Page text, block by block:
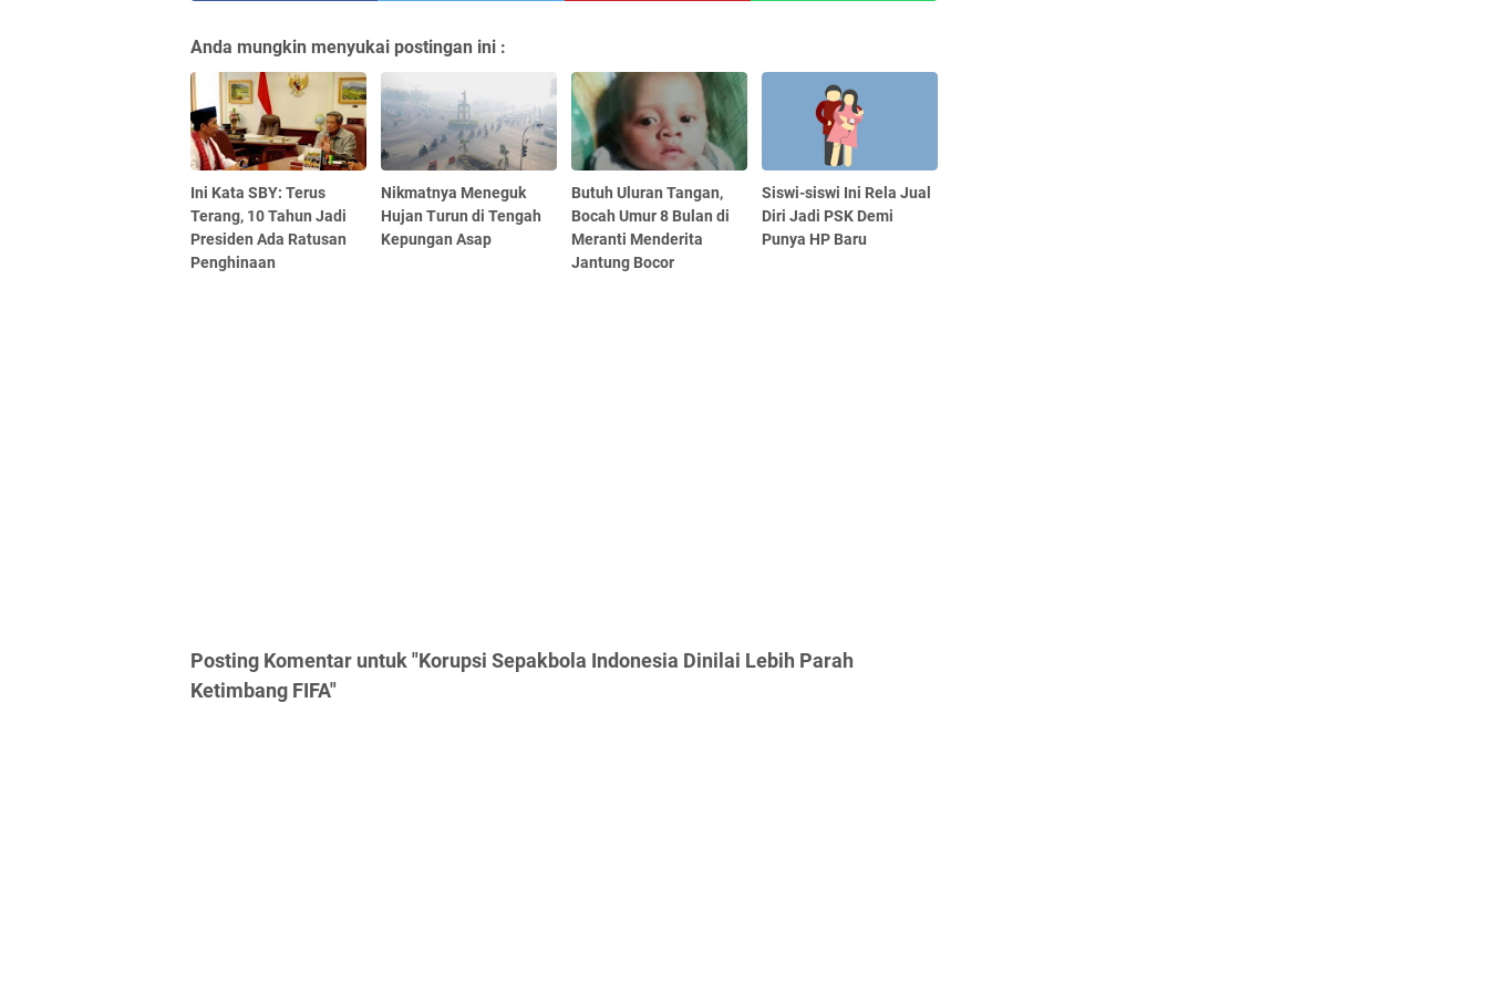
Anda mungkin menyukai postingan ini :
Ini Kata SBY: Terus
Terang, 10 Tahun Jadi
Presiden Ada Ratusan
Penghinaan
Nikmatnya Meneguk
Hujan Turun di Tengah
Kepungan Asap
Butuh Uluran Tangan,
Bocah Umur 8 Bulan di
Meranti Menderita
Jantung Bocor
Siswi-siswi Ini Rela Jual
Diri Jadi PSK Demi
Punya HP Baru
Posting Komentar untuk "Korupsi Sepakbola Indonesia Dinilai Lebih Parah
Ketimbang FIFA"